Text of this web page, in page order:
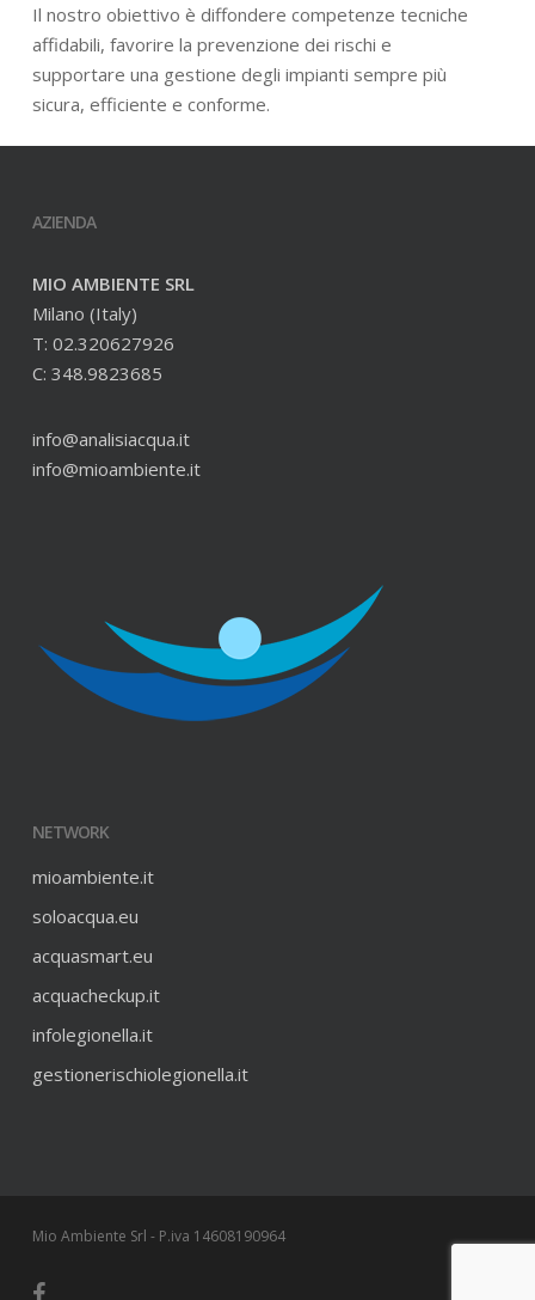
Il nostro obiettivo è diffondere competenze tecniche
affidabili, favorire la prevenzione dei rischi e
supportare una gestione degli impianti sempre più
sicura, efficiente e conforme.
AZIENDA
MIO AMBIENTE SRL
Milano (Italy)
T: 02.320627926
C: 348.9823685
info@analisiacqua.it
info@mioambiente.it
NETWORK
mioambiente.it
soloacqua.eu
acquasmart.eu
acquacheckup.it
infolegionella.it
gestionerischiolegionella.it
Mio Ambiente Srl - P.iva 14608190964
facebook